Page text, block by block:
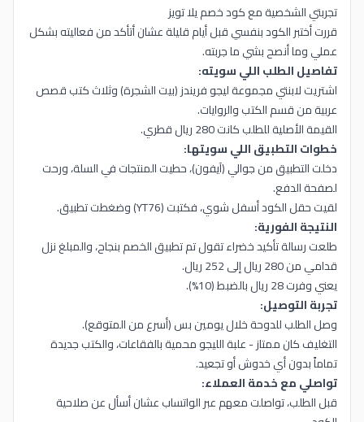
تجربتي الشخصية مع كود خصم يلا تويز
قررت أختبر الكود بنفسي قبل أيام قليلة عشان أتأكد من فعاليته بشكل
عملي وما أنصح بشي ما جربته.
تفاصيل الطلب اللي سويته:
اشتريت لابنتي مجموعة ليجو فريندز (بيت الشجرة) وثلاث كتب قصص
عربية من قسم الكتب والروايات.
القيمة الأصلية للطلب كانت 280 ريال قطري.
خطوات التطبيق اللي سويتها:
دخلت التطبيق من جوالي (آيفون)، حطيت المنتجات في السلة، ورحت
لصفحة الدفع.
لقيت حقل الكود أسفل شوي، فكتبت (YT76) وضغطت تطبيق.
النتيجة الفورية:
طلعت رسالة تأكيد خضراء تقول تم تطبيق الخصم بنجاح، والمبلغ نزل
قدامي من 280 ريال إلى 252 ريال.
يعني وفرت 28 ريال بالضبط (10%).
تجربة التوصيل:
وصل الطلب للدوحة خلال يومين بس (أسرع من المتوقع).
التغليف كان ممتاز - علبة الليجو محمية بالفقاعات، والكتب جديدة
تماماً بدون أي خدوش أو تجعيد.
تواصلي مع خدمة العملاء:
قبل الطلب، تواصلت معهم عبر الواتساب عشان أسأل عن صلاحية